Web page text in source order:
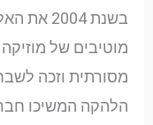
בשנת
מוטיבים של
מסורתית וזכה
הלהקה המשיכו